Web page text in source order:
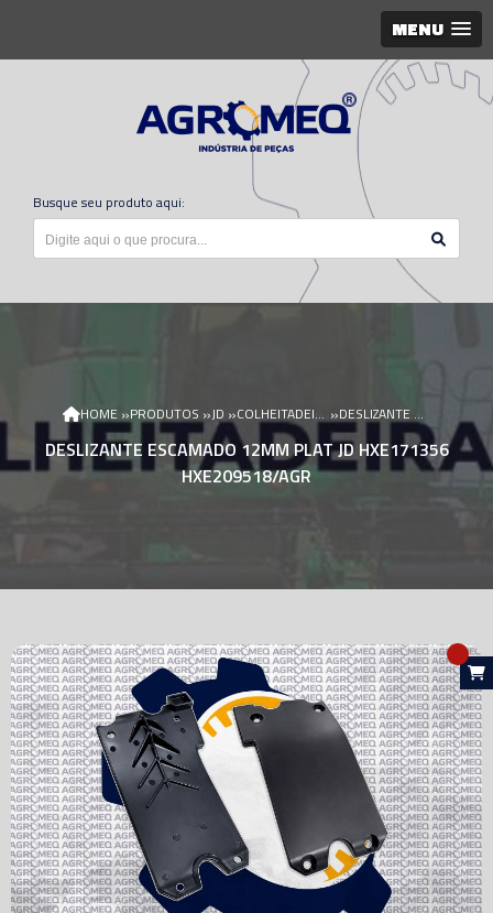
MENU
Busque seu produto aqui:
HOME »PRODUTOS »JD » COLHEITADEIRA JD » DESLIZANTE ESCAMADO 12MM PLAT JD HXE171356 HXE209518/AGR
DESLIZANTE ESCAMADO 12MM PLAT JD HXE171356
HXE209518/AGR